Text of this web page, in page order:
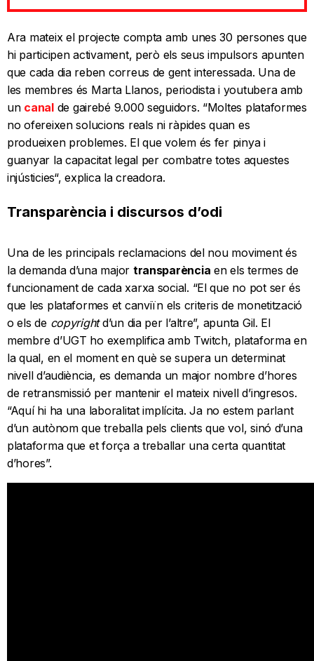
Ara mateix el projecte compta amb unes 30 persones que
hi participen activament, però els seus impulsors apunten
que cada dia reben correus de gent interessada. Una de
les membres és Marta Llanos, periodista i youtubera amb
un canalde gairebé 9.000 seguidors. “Moltes plataformes
no ofereixen solucions reals ni ràpides quan es
produeixen problemes. El que volem és fer pinya i
guanyar la capacitat legal per combatre totes aquestes
injústicies“, explica la creadora.
Transparència i discursos d’odi
Una de les principals reclamacions del nou moviment és
la demanda d’una major transparència en els termes de
funcionament de cada xarxa social. “El que no pot ser és
que les plataformes et canviïn els criteris de monetització
o els de copyrightd’un dia per l’altre”, apunta Gil. El
membre d’UGT ho exemplifica amb Twitch, plataforma en
la qual, en el moment en què se supera un determinat
nivell d’audiència, es demanda un major nombre d’hores
de retransmissió per mantenir el mateix nivell d’ingresos.
“Aquí hi ha una laboralitat implícita. Ja no estem parlant
d’un autònom que treballa pels clients que vol, sinó d’una
plataforma que et força a treballar una certa quantitat
d’hores”.